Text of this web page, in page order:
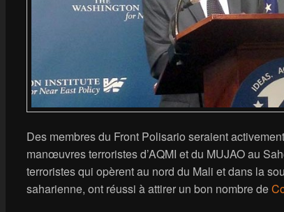
Des membres du Front Polisario seraient
manœuvres terroristes d’AQMI et du MUJAO au
terroristes qui opèrent au nord du Mali et dans la
saharienne, ont réussi à attirer un bon nombre de